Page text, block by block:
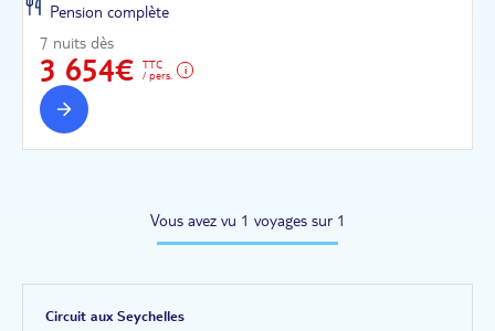
Pension complète
7 nuits dès
3 654€
TTC
/ pers.
Vous avez vu 1 voyages sur 1
Circuit aux Seychelles